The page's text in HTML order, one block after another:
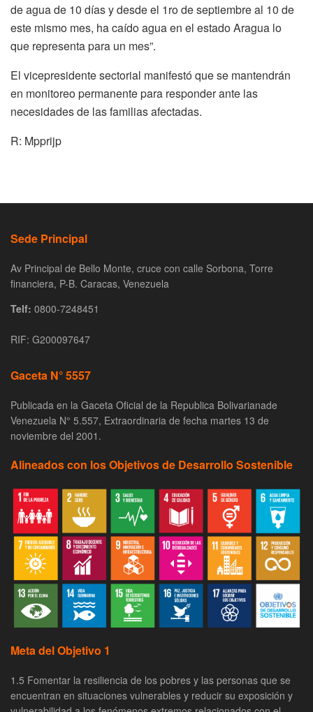
de agua de 10 días y desde el 1ro de septiembre al 10 de
este mismo mes, ha caído agua en el estado Aragua lo
que representa para un mes”.
El vicepresidente sectorial manifestó que se mantendrán
en monitoreo permanente para responder ante las
necesidades de las familias afectadas.
R: Mpprijp
Sede Principal
Av Principal de Bello Monte, cruce con calle Sorbona, Torre
financiera, P-B. Caracas, Venezuela
Telf: 0800-7248451
RIF: G200097647
Gaceta N° 5557
Publicada en la Gaceta Oficial de la Republica Bolivarianade
Venezuela N° 5.557, Extraordinaria de fecha martes 13 de
noviembre del 2001.
Alineados con los Objetivos de Desarrollo Sostenible
Meta del Objetivo 1
1.5 Fomentar la resiliencia de los pobres y las personas que se
encuentran en situaciones vulnerables y reducir su exposición y